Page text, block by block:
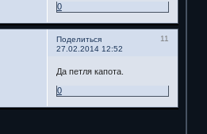
0
Поделиться
11
27.02.2014 12:52
Да петля капота.
0